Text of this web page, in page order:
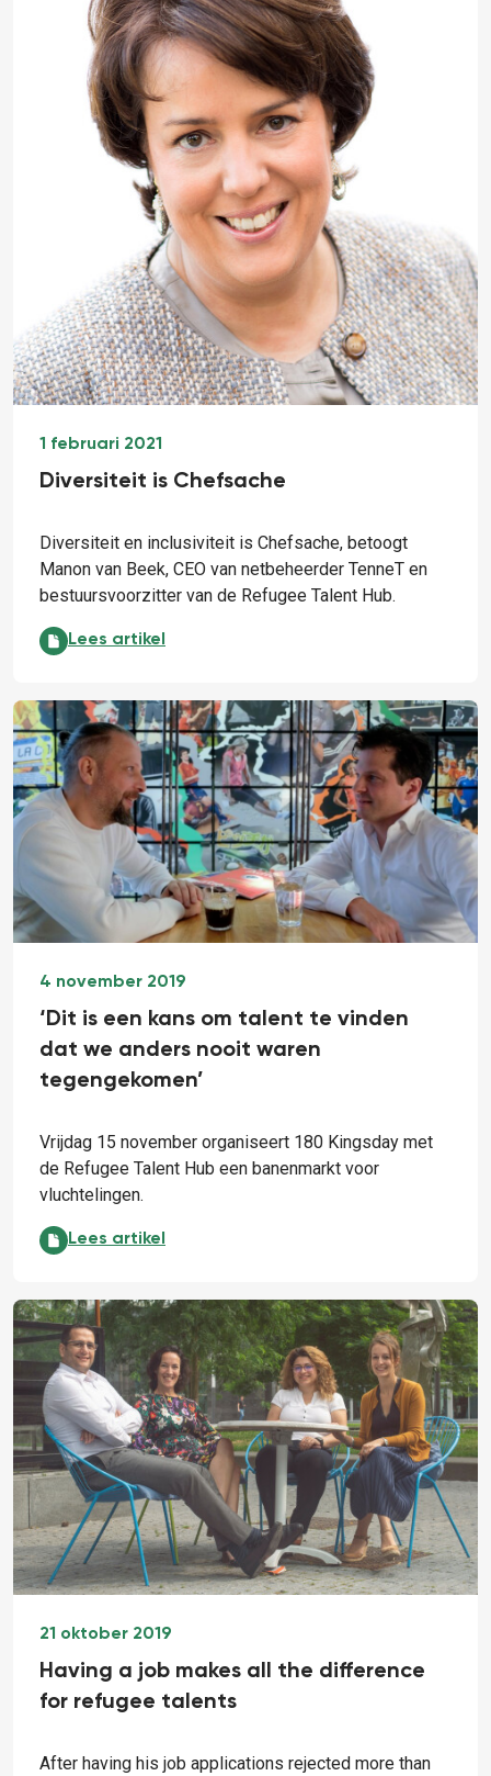
1 februari 2021
Diversiteit is Chefsache
Diversiteit en inclusiviteit is Chefsache, betoogt
Manon van Beek, CEO van netbeheerder TenneT en
bestuursvoorzitter van de Refugee Talent Hub.
Diversiteit is Chefsache:
Lees artikel
4 november 2019
‘Dit is een kans om talent te vinden
dat we anders nooit waren
tegengekomen’
Vrijdag 15 november organiseert 180 Kingsday met
de Refugee Talent Hub een banenmarkt voor
vluchtelingen.
‘Dit is een kans om talent te vinden dat we anders
Lees artikel
21 oktober 2019
Having a job makes all the difference
for refugee talents
After having his job applications rejected more than